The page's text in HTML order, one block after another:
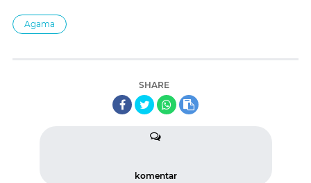
Agama
SHARE
komentar